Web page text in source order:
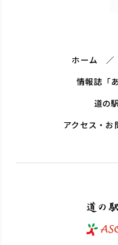
ホーム
情報誌「
道の
アクセス・お